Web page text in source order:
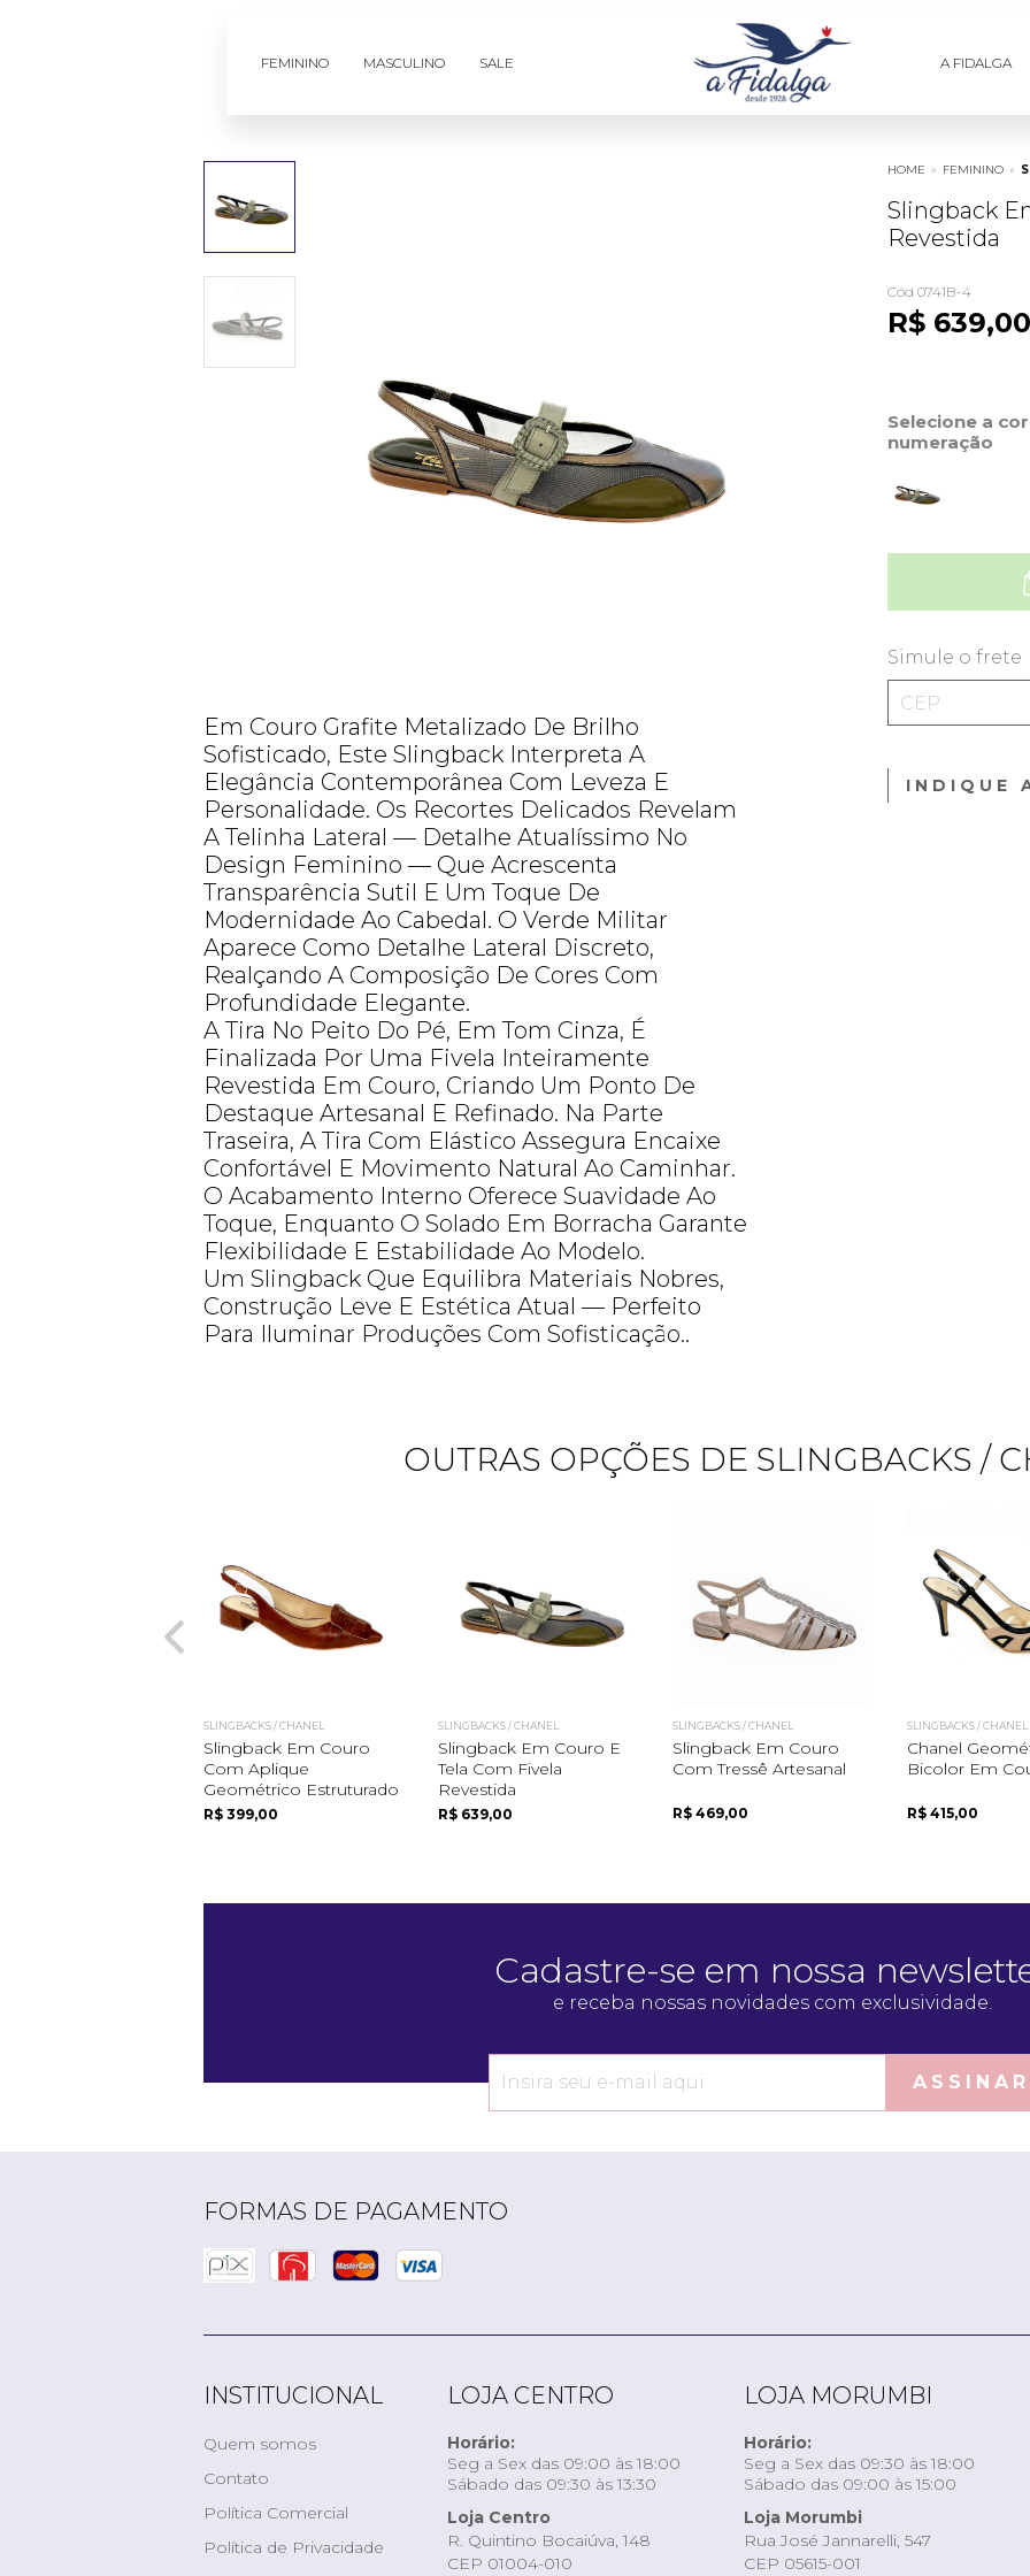
FEMININO MASCULINO SALE A FIDALGA
Quero me cadastrar
Em Couro Grafite Metalizado De Brilho
Sofisticado, Este Slingback Interpreta A
Elegância Contemporânea Com Leveza E
Personalidade. Os Recortes Delicados Revelam
A Telinha Lateral — Detalhe Atualíssimo No
Design Feminino — Que Acrescenta
Transparência Sutil E Um Toque De
Modernidade Ao Cabedal. O Verde Militar
Aparece Como Detalhe Lateral Discreto,
Realçando A Composição De Cores Com
Profundidade Elegante.
A Tira No Peito Do Pé, Em Tom Cinza, É
Finalizada Por Uma Fivela Inteiramente
Revestida Em Couro, Criando Um Ponto De
Destaque Artesanal E Refinado. Na Parte
Traseira, A Tira Com Elástico Assegura Encaixe
Confortável E Movimento Natural Ao Caminhar.
O Acabamento Interno Oferece Suavidade Ao
Toque, Enquanto O Solado Em Borracha Garante
Flexibilidade E Estabilidade Ao Modelo.
Um Slingback Que Equilibra Materiais Nobres,
Construção Leve E Estética Atual — Perfeito
Para Iluminar Produções Com Sofisticação..
HOME » FEMININO »
Slingback
Revestida
Cód 0741B-4
R$ 639,00
Selecione a
numeração
Simule o frete
INDIQUE
OUTRAS OPÇÕES DE SLINGBACKS /
SLINGBACKS / CHANEL
Slingback Em Couro
Com Aplique
Geométrico Estruturado
R$ 399,00
SLINGBACKS / CHANEL
Slingback Em Couro E
Tela Com Fivela
Revestida
R$ 639,00
SLINGBACKS / CHANEL
Slingback Em Couro
Com Tressê Artesanal
R$ 469,00
SLINGBACKS / CHANEL
Chanel
Bicolor Em
R$ 415,00
Cadastre-se em nossa
e receba nossas novidades com exclusividade.
ASSINAR
FORMAS DE PAGAMENTO
INSTITUCIONAL
Quem somos
Contato
Política Comercial
Política de Privacidade
LOJA CENTRO
Horário:
Seg a Sex das 09:00 às 18:00
Sábado das 09:30 às 13:30
Loja Centro
R. Quintino Bocaiúva, 148
CEP 01004-010
LOJA MORUMBI
Horário:
Seg a Sex das 09:30 às 18:00
Sábado das 09:00 às 15:00
Loja Morumbi
Rua José Jannarelli, 547
CEP 05615-001